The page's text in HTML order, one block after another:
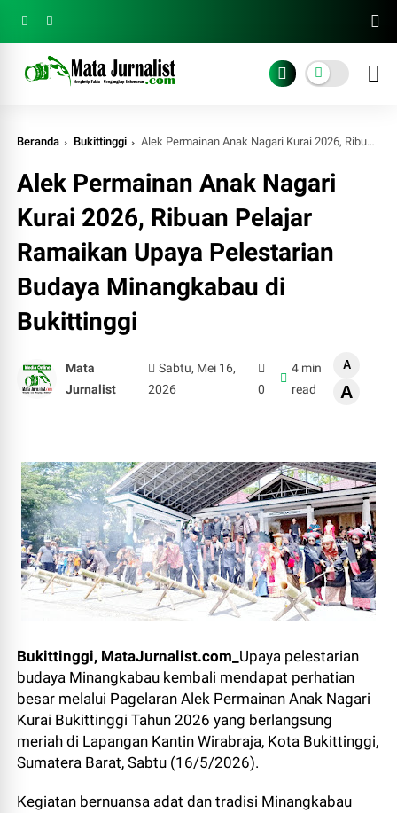
Beranda Bukittinggi Alek Permainan Anak Nagari Kurai 2026, Ribuan Pelajar Ramaikan Upaya Pelestarian Budaya Minangkabau di Bukittinggi
Alek Permainan Anak Nagari
Kurai 2026, Ribuan Pelajar
Ramaikan Upaya Pelestarian
Budaya Minangkabau di
Bukittinggi
Mata
Jurnalist
Sabtu, Mei 16,
2026
0
4 min
read
A
A
Bukittinggi, MataJurnalist.com_ Upaya pelestarian
budaya Minangkabau kembali mendapat perhatian
besar melalui Pagelaran Alek Permainan Anak Nagari
Kurai Bukittinggi Tahun 2026 yang berlangsung
meriah di Lapangan Kantin Wirabraja, Kota Bukittinggi,
Sumatera Barat, Sabtu (16/5/2026).
Kegiatan bernuansa adat dan tradisi Minangkabau